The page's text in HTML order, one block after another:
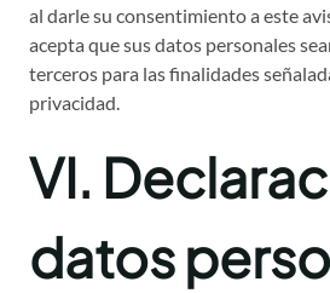
al darle su consentimiento a este
acepta que sus datos personales
terceros para las finalidades
privacidad.
VI.
datos